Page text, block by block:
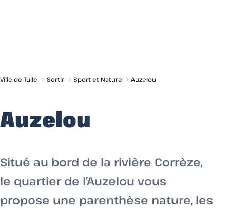
Ville de Tulle Sortir Sport et Nature Auzelou
Auzelou
Situé au bord de la rivière Corrèze,
le quartier de l’Auzelou vous
propose une parenthèse nature, les